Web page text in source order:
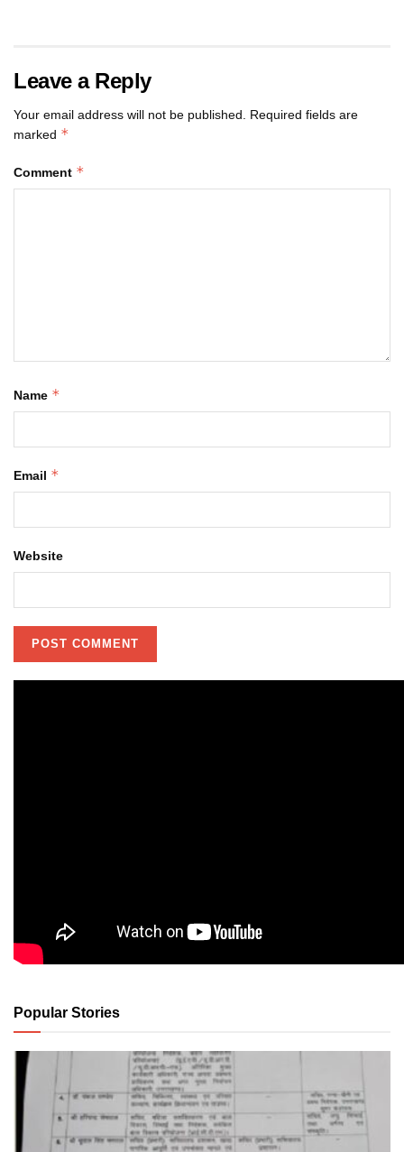
Leave a Reply
Your email address will not be published. Required fields are
marked *
Comment *
Name *
Email *
Website
Popular Stories